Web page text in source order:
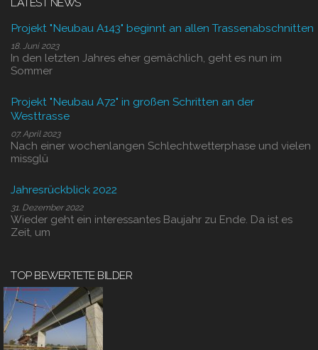
Projekt "Neubau A143" beginnt an allen Trassenabschnitten
18. Juni 2023
In den letzten Jahres eher gemächlich, geht es nun im
Sommer
Projekt "Neubau A72" in großen Schritten an der
Westtrasse
07. April 2023
Nach einer wochenlangen Schlechtwetterphase und vielen
missglü
Jahresrückblick 2022
31. Dezember 2022
Wieder geht ein interessantes Baujahr zu Ende. Da ist es
Zeit, um
TOP BEWERTETE BILDER